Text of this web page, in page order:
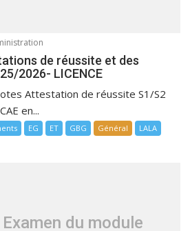
de réussite et des
2026- LICENCE
Attestation de réussite S1/S2
en...
EG ET GBG Général
LALA
du module